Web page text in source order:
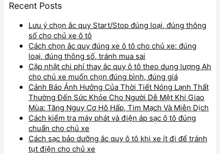
Recent Posts
Lưu ý chọn ắc quy Start/Stop đúng loại, đúng thông
số cho chủ xe ô tô
Cách chọn ắc quy đúng xe ô tô cho chủ xe: đúng
loại, đúng thông số, tránh mua sai
Cập nhật chi phí thay ắc quy ô tô theo dung lượng Ah
cho chủ xe muốn chọn đúng bình, đúng giá
Cảnh Báo Ảnh Hưởng Của Thời Tiết Nóng Lạnh Thất
Thường Đến Sức Khỏe Cho Người Dễ Mệt Khi Giao
Mùa: Tăng Nguy Cơ Hô Hấp, Tim Mạch Và Miễn Dịch
Cách kiểm tra máy phát và điện áp sạc ô tô đúng
chuẩn cho chủ xe
Cách sạc bảo dưỡng ắc quy ô tô khi xe ít đi để tránh
tụt điện cho chủ xe